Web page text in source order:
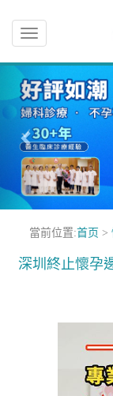
Toggle
navigation
當前位置:首页 >
深圳終止懷孕